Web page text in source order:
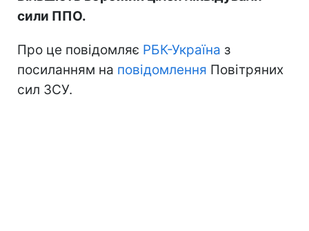
сили ППО.
Про це повідомляє РБК-Україна з
посиланням на повідомлення Повітряних
сил ЗСУ.